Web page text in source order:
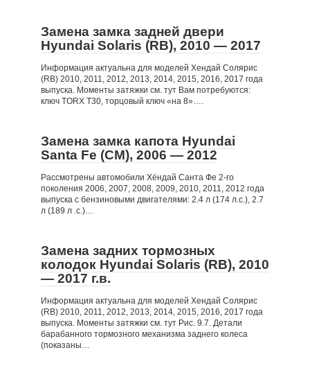
Замена замка задней двери
Hyundai Solaris (RB), 2010 — 2017
Информация актуальна для моделей Хендай Солярис
(RB) 2010, 2011, 2012, 2013, 2014, 2015, 2016, 2017 года
выпуска. Моменты затяжки см. тут Вам потребуются:
ключ TORX T30, торцовый ключ «на 8»….
Замена замка капота Hyundai
Santa Fe (CM), 2006 — 2012
Рассмотрены автомобили Хёндай Санта Фе 2-го
поколения 2006, 2007, 2008, 2009, 2010, 2011, 2012 года
выпуска с бензиновыми двигателями: 2.4 л (174 л.с.), 2.7
л (189 л .с.)…
Замена задних тормозных
колодок Hyundai Solaris (RB), 2010
— 2017 г.в.
Информация актуальна для моделей Хендай Солярис
(RB) 2010, 2011, 2012, 2013, 2014, 2015, 2016, 2017 года
выпуска. Моменты затяжки см. тут Рис. 9.7. Детали
барабанного тормозного механизма заднего колеса
(показаны…